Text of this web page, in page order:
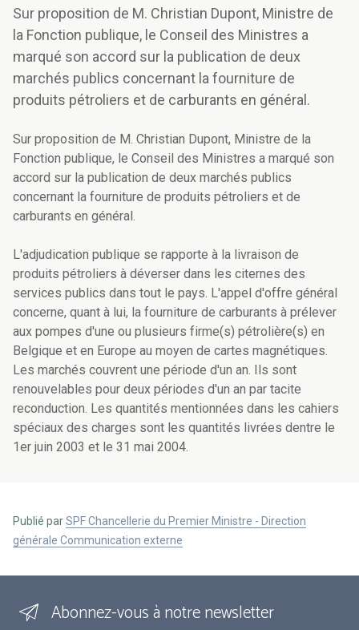
Sur proposition de M. Christian Dupont, Ministre de
la Fonction publique, le Conseil des Ministres a
marqué son accord sur la publication de deux
marchés publics concernant la fourniture de
produits pétroliers et de carburants en général.
Sur proposition de M. Christian Dupont, Ministre de la
Fonction publique, le Conseil des Ministres a marqué son
accord sur la publication de deux marchés publics
concernant la fourniture de produits pétroliers et de
carburants en général.
L'adjudication publique se rapporte à la livraison de
produits pétroliers à déverser dans les citernes des
services publics dans tout le pays. L'appel d'offre général
concerne, quant à lui, la fourniture de carburants à prélever
aux pompes d'une ou plusieurs firme(s) pétrolière(s) en
Belgique et en Europe au moyen de cartes magnétiques.
Les marchés couvrent une période d'un an. Ils sont
renouvelables pour deux périodes d'un an par tacite
reconduction. Les quantités mentionnées dans les cahiers
spéciaux des charges sont les quantités livrées dentre le
1er juin 2003 et le 31 mai 2004.
Publié parSPF Chancellerie du Premier Ministre - Direction
générale Communication externe
Abonnez-vous à notre newsletter